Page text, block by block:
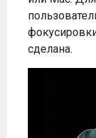
сделана.